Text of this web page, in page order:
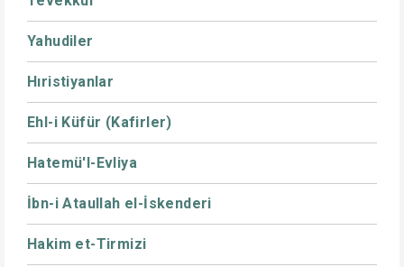
Yahudiler
Hıristiyanlar
Ehl-i Küfür (Kafirler)
Hatemü'l-Evliya
İbn-i Ataullah el-İskenderi
Hakim et-Tirmizi